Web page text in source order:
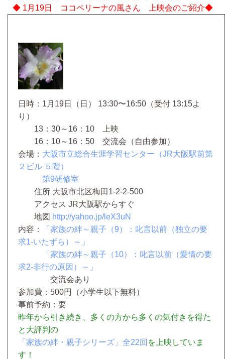
◆ 1月19日 ココペリーナの風さん 上映会のご紹介◆
日時：1月19日（日） 13:30〜16:50（受付 13:15よ
り）
13：30～16：10 上映
16：10～16：50 交流会（自由参加）
会場： 大阪市立総合生涯学習センター（JR大阪駅前第
２ビル ５階）
第9研修室
住所 大阪市北区梅田1-2-2-500
アクセス JR大阪駅からすぐ
地図 http://yahoo.jp/leX3uN
内容：
「家族の絆～親子（9）： 叱言以前（独立の要
求1-いたずら）～」
「家族の絆～親子（10）： 叱言以前（愛情の要
求2-非行の原因）～」
交流会あり
参加費：500円（小学生以下無料）
事前予約：要
昨年から引き続き、多くの方から多くの気付きを得た
と大評判の
「家族の絆・親子シリーズ」全22回 を上映していま
す！